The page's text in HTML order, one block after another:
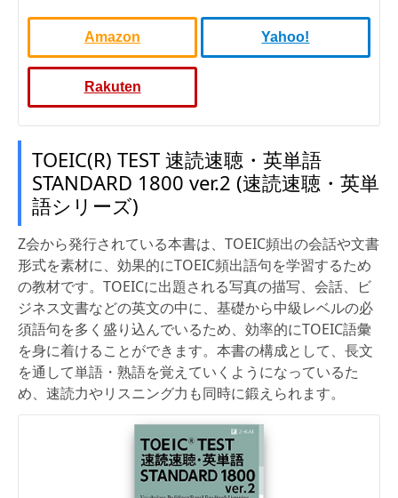
Amazon Yahoo!
Rakuten
TOEIC(R) TEST 速読速聴・英単語
STANDARD 1800 ver.2 (速読速聴・英単
語シリーズ)
Z会から発行されている本書は、TOEIC頻出の会話や文書
形式を素材に、効果的にTOEIC頻出語句を学習するため
の教材です。TOEICに出題される写真の描写、会話、ビ
ジネス文書などの英文の中に、基礎から中級レベルの必
須語句を多く盛り込んでいるため、効率的にTOEIC語彙
を身に着けることができます。本書の構成として、長文
を通して単語・熟語を覚えていくようになっているた
め、速読力やリスニング力も同時に鍛えられます。